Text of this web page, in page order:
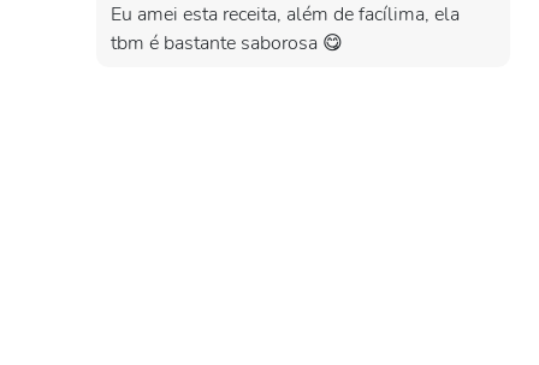
Eu amei esta receita, além de facílima, ela
tbm é bastante saborosa 😋